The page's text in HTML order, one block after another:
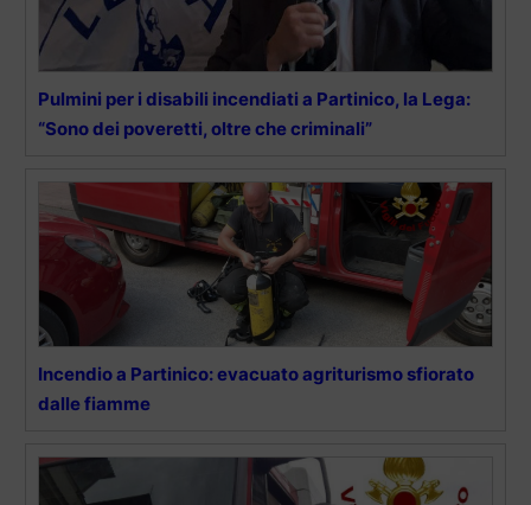
Pulmini per i disabili incendiati a Partinico, la Lega:
“Sono dei poveretti, oltre che criminali”
Incendio a Partinico: evacuato agriturismo sfiorato
dalle fiamme